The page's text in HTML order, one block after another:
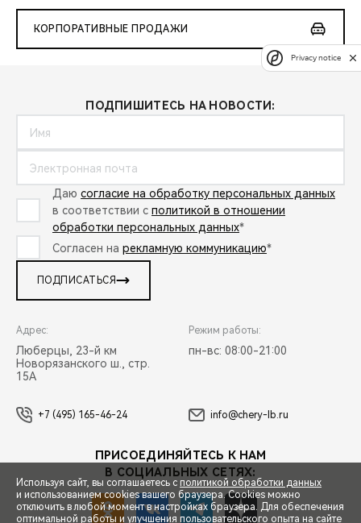
КОРПОРАТИВНЫЕ ПРОДАЖИ
ПОДПИШИТЕСЬ НА НОВОСТИ:
Даю согласие на обработку персональных данных
в соответствии с политикой в отношении
обработки персональных данных*
Согласен на рекламную коммуникацию*
ПОДПИСАТЬСЯ
Адрес:
Люберцы, 23-й км
Новорязанского ш., стр.
15А
Режим работы:
пн-вс: 08:00-21:00
+7 (495) 165-46-24 info@chery-lb.ru
ПРИСОЕДИНЯЙТЕСЬ К НАМ
В СОЦИАЛЬНЫХ СЕТЯХ:
Используя сайт, вы соглашаетесь с политикой обработки данных
и использованием cookies вашего браузера. Cookies можно
отключить в любой момент в настройках браузера. Для обеспечения
оптимальной работы и улучшения пользовательского опыта на сайте
Privacy notice